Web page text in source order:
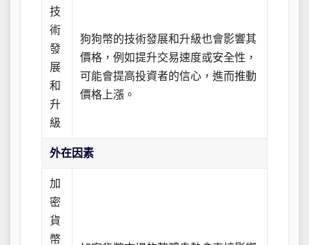
技
術
發
展
和
升
級
狗狗幣的技術發展和升級也會影響其
價格，例如提升交易速度或安全性，
可能會提高投資者的信心，進而推動
價格上漲。
外在因素
加
密
貨
幣